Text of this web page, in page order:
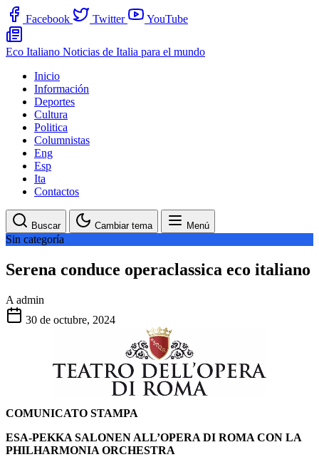
Facebook Twitter YouTube
Eco Italiano Noticias de Italia para el mundo
Inicio
Información
Deportes
Cultura
Politica
Columnistas
Eng
Esp
Ita
Contactos
Buscar Cambiar tema Menú
Sin categoría
Serena conduce operaclassica eco italiano
A admin
30 de octubre, 2024
COMUNICATO STAMPA
ESA-PEKKA SALONEN ALL’OPERA DI ROMA CON LA
PHILHARMONIA ORCHESTRA